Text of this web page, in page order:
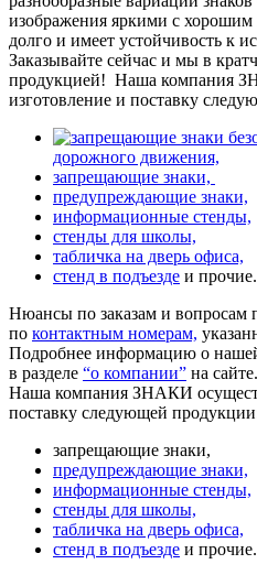
изображения яркими с хорошим
долго и имеет устойчивость к
Заказывайте сейчас и мы в
продукцией! Наша компания
изготовление и поставку
дорожного движения,
запрещающие знаки,
предупреждающие знаки,
информационные стенды,
стенды для школы,
табличка на дверь офиса,
стенд в подъезде и прочие.
Нюансы по заказам и вопросам
по контактным номерам,
Подробнее информацию о
в разделе “о компании” на сайте.
Наша компания ЗНАКИ
поставку следующей
запрещающие знаки,
предупреждающие знаки,
информационные стенды,
стенды для школы,
табличка на дверь офиса,
стенд в подъезде и прочие.